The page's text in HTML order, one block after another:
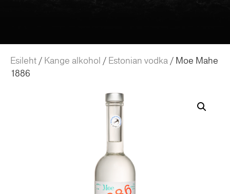
Esileht / Kange alkohol / Estonian vodka / Moe Mahe
1886